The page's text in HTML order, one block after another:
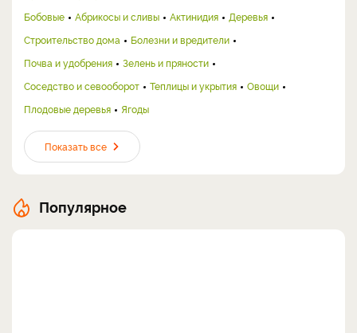
Бобовые
Абрикосы и сливы Актинидия
Деревья
Строительство дома
Болезни и вредители
Почва и удобрения
Зелень и пряности
Соседство и севооборот
Теплицы и укрытия
Овощи
Плодовые деревья
Ягоды
Показать все
Популярное